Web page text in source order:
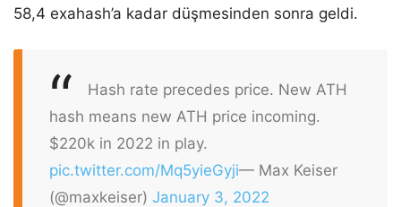
58,4 exahash’a kadar düşmesinden sonra geldi.
Hash rate precedes price. New ATH
hash means new ATH price incoming.
$220k in 2022 in play.
pic.twitter.com/Mq5yieGyji— Max Keiser
(@maxkeiser) January 3, 2022